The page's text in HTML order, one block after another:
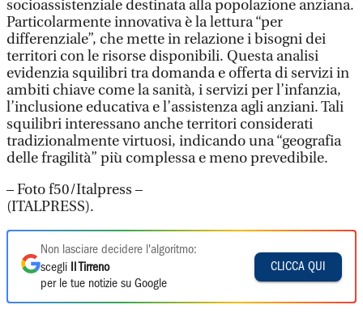
socioassistenziale destinata alla popolazione anziana.
Particolarmente innovativa è la lettura “per
differenziale”, che mette in relazione i bisogni dei
territori con le risorse disponibili. Questa analisi
evidenzia squilibri tra domanda e offerta di servizi in
ambiti chiave come la sanità, i servizi per l’infanzia,
l’inclusione educativa e l’assistenza agli anziani. Tali
squilibri interessano anche territori considerati
tradizionalmente virtuosi, indicando una “geografia
delle fragilità” più complessa e meno prevedibile.
– Foto f50/Italpress –
(ITALPRESS).
Non lasciare decidere l'algoritmo:
scegli
Il Tirreno
per le tue notizie su Google
CLICCA QUI